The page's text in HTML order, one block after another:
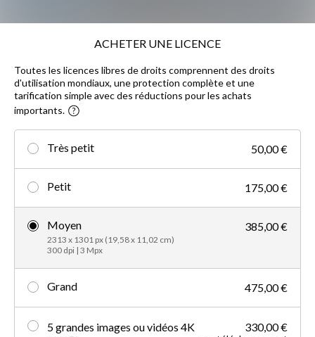
ACHETER UNE LICENCE
Toutes les licences libres de droits comprennent des droits
d'utilisation mondiaux, une protection complète et une
tarification simple avec des réductions pour les achats
importants.
Très petit 50,00 €
Petit 175,00 €
Moyen
2313 x 1301 px (19,58 x 11,02 cm)
300 dpi | 3 Mpx
385,00 €
Grand 475,00 €
5 grandes images ou vidéos 4K
330,00 €